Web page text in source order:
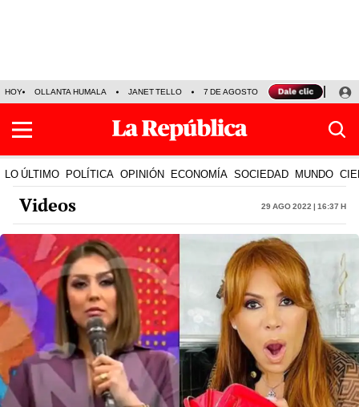
HOY OLLANTA HUMALA JANET TELLO 7 DE AGOSTO TINKA RESULTADOS
LO ÚLTIMO POLÍTICA OPINIÓN ECONOMÍA SOCIEDAD MUNDO
Videos 29 Ago 2022 | 16:37 h